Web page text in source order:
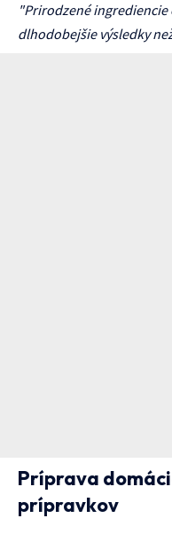
"Prirodzené
dlhodobejšie výsledky
Príprava
prípravkov